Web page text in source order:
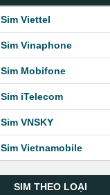
Sim Viettel
Sim Vinaphone
Sim Mobifone
Sim iTelecom
Sim VNSKY
Sim Vietnamobile
SIM THEO LOẠI